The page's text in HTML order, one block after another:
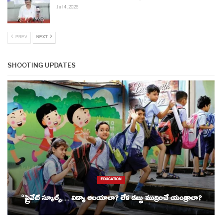
Jul 4, 2026
PREV NEXT
SHOOTING UPDATES
EDUCATION
“ప్రైవేట్ స్కూల్స్… విద్యా ఆలయాలా? లేక డబ్బు ముద్రించే యంత్రాలా?